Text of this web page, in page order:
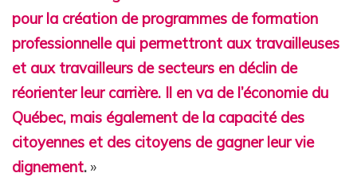
pour la création de programmes de formation
professionnelle qui permettront aux travailleuses
et aux travailleurs de secteurs en déclin de
réorienter leur carrière. Il en va de l’économie du
Québec, mais également de la capacité des
citoyennes et des citoyens de gagner leur vie
dignement. »